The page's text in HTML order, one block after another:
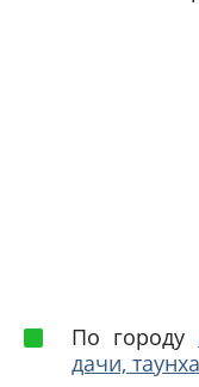
По городу
дачи,